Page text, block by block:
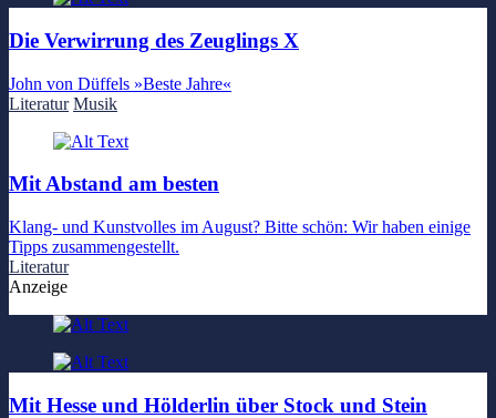
Die Verwirrung des Zeuglings X
John von Düffels »Beste Jahre«
Literatur Musik
Mit Abstand am besten
Klang- und Kunstvolles im August? Bitte schön: Wir haben einige
Tipps zusammengestellt.
Literatur
Anzeige
Mit Hesse und Hölderlin über Stock und Stein